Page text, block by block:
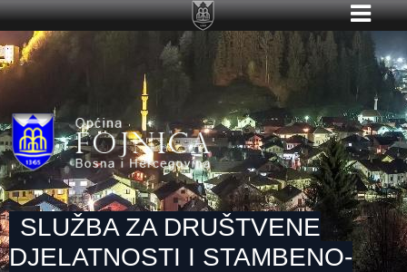
SLUŽBA ZA DRUŠTVENE
DJELATNOSTI I STAMBENO-